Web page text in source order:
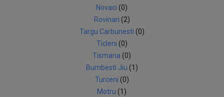
Novaci (0)
Rovinari (2)
Targu Carbunesti (0)
Ticleni (0)
Tismana (0)
Bumbesti Jiu (1)
Turceni (0)
Motru (1)